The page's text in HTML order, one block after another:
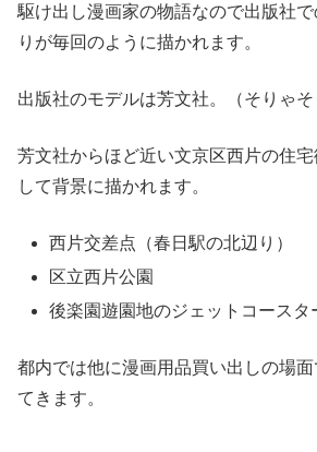
駆け出し漫画家の物語なので出版社
りが毎回のように描かれます。
出版社のモデルは芳文社。（そりゃそ
芳文社からほど近い文京区西片の住
して背景に描かれます。
西片交差点（春日駅の北辺り）
区立西片公園
後楽園遊園地のジェットコースタ
都内では他に漫画用品買い出しの場
てきます。